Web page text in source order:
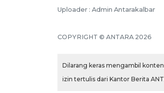
Uploader : Admin Antarakalbar
COPYRIGHT © ANTARA 2026
Dilarang keras mengambil
izin tertulis dari Kantor Berita